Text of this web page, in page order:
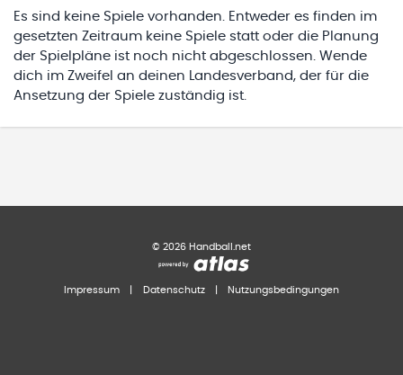
Es sind keine Spiele vorhanden. Entweder es finden im
gesetzten Zeitraum keine Spiele statt oder die Planung
der Spielpläne ist noch nicht abgeschlossen. Wende
dich im Zweifel an deinen Landesverband, der für die
Ansetzung der Spiele zuständig ist.
© 2026 Handball.net
Impressum Datenschutz Nutzungsbedingungen